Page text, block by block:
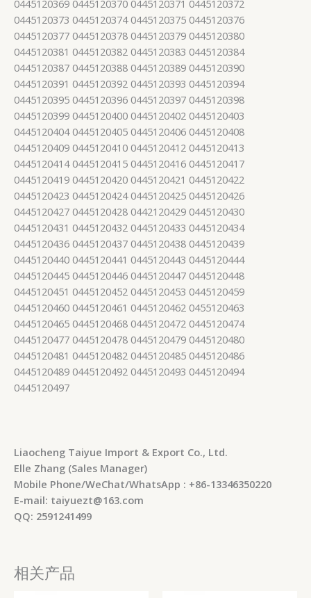
0445120369 0445120370 0445120371 0445120372
0445120373 0445120374 0445120375 0445120376
0445120377 0445120378 0445120379 0445120380
0445120381 0445120382 0445120383 0445120384
0445120387 0445120388 0445120389 0445120390
0445120391 0445120392 0445120393 0445120394
0445120395 0445120396 0445120397 0445120398
0445120399 0445120400 0445120402 0445120403
0445120404 0445120405 0445120406 0445120408
0445120409 0445120410 0445120412 0445120413
0445120414 0445120415 0445120416 0445120417
0445120419 0445120420 0445120421 0445120422
0445120423 0445120424 0445120425 0445120426
0445120427 0445120428 0442120429 0445120430
0445120431 0445120432 0445120433 0445120434
0445120436 0445120437 0445120438 0445120439
0445120440 0445120441 0445120443 0445120444
0445120445 0445120446 0445120447 0445120448
0445120451 0445120452 0445120453 0445120459
0445120460 0445120461 0445120462 0455120463
0445120465 0445120468 0445120472 0445120474
0445120477 0445120478 0445120479 0445120480
0445120481 0445120482 0445120485 0445120486
0445120489 0445120492 0445120493 0445120494
0445120497
Liaocheng Taiyue Import & Export Co., Ltd.
Elle Zhang (Sales Manager)
Mobile Phone/WeChat/WhatsApp : +86-13346350220
E-mail: taiyuezt@163.com
QQ: 2591241499
相关产品